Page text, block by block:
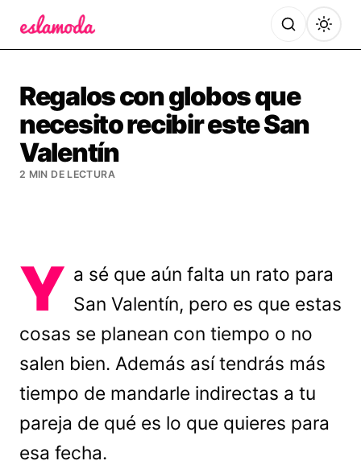
Regalos con globos que
necesito recibir este San
Valentín
2 MIN DE LECTURA
Y a sé que aún falta un rato para
San Valentín, pero es que estas
cosas se planean con tiempo o no
salen bien. Además así tendrás más
tiempo de mandarle indirectas a tu
pareja de qué es lo que quieres para
esa fecha.